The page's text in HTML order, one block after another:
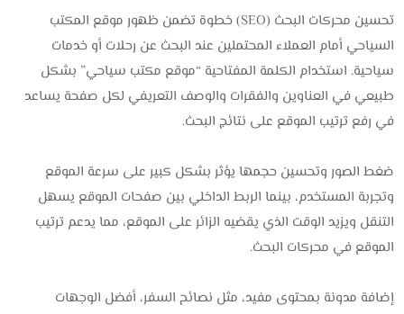
تحسين محركات البحث (SEO) خطوة تضمن ظهور موقع المكتب
السياحي أمام العملاء المحتملين عند البحث عن رحلات أو خدمات
سياحية. استخدام الكلمة المفتاحية “موقع مكتب سياحي” بشكل
طبيعي في العناوين والفقرات والوصف التعريفي لكل صفحة يساعد
في رفع ترتيب الموقع على نتائج البحث.
ضغط الصور وتحسين حجمها يؤثر بشكل كبير على سرعة الموقع
وتجربة المستخدم، بينما الربط الداخلي بين صفحات الموقع يسهل
التنقل ويزيد الوقت الذي يقضيه الزائر على الموقع، مما يدعم ترتيب
الموقع في محركات البحث.
إضافة مدونة بمحتوى مفيد، مثل نصائح السفر، أفضل الوجهات